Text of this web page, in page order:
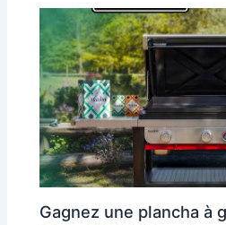
Gagnez une plancha à